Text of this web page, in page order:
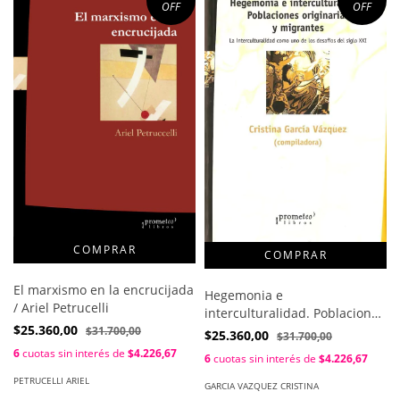
OFF
El marxismo en la encrucijada
/ Ariel Petrucelli
$25.360,00 $31.700,00
6cuotas sin interés de $4.226,67
PETRUCELLI ARIEL
OFF
Hegemonia e
interculturalidad. Poblaciones
originarias y migrantes /
$25.360,00 $31.700,00
6cuotas sin interés de $4.226,67
GARCIA VAZQUEZ CRISTINA